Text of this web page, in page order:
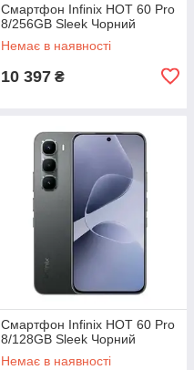
Смартфон Infinix HOT 60 Pro
8/256GB Sleek Чорний
Немає в наявності
10 397 ₴
Смартфон Infinix HOT 60 Pro
8/128GB Sleek Чорний
Немає в наявності